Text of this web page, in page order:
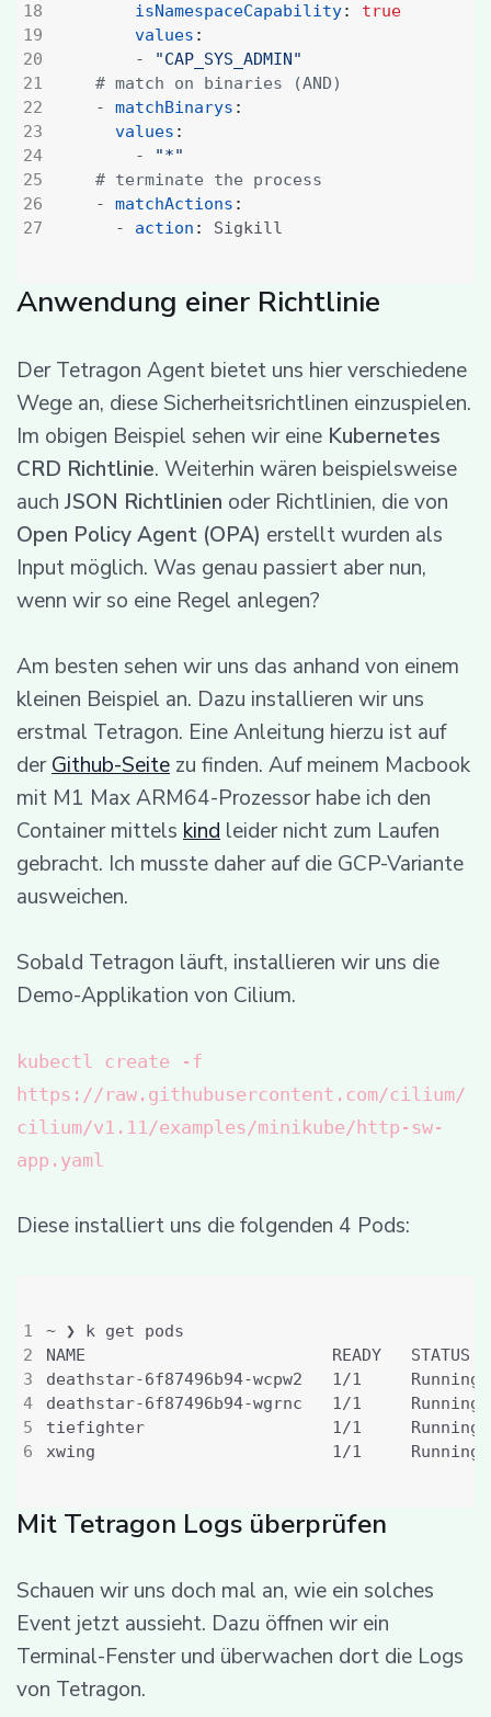
24
isNamespaceCapability:
true
values :
-
"CAP_SYS_ADMIN"
# match on binaries (AND)
- matchBinarys :
values :
-
"*"
# terminate the process
- matchActions :
- action : Sigkill
Anwendung einer Richtlinie
Der Tetragon Agent bietet uns hier verschiedene
Wege an, diese Sicherheitsrichtlinen einzuspielen.
Im obigen Beispiel sehen wir eine Kubernetes
CRD Richtlinie. Weiterhin wären beispielsweise
auch JSON Richtlinien oder Richtlinien, die von
Open Policy Agent (OPA) erstellt wurden als
Input möglich. Was genau passiert aber nun,
wenn wir so eine Regel anlegen?
Am besten sehen wir uns das anhand von einem
kleinen Beispiel an. Dazu installieren wir uns
erstmal Tetragon. Eine Anleitung hierzu ist auf
derGithub-Seite zu finden. Auf meinem Macbook
mit M1 Max ARM64-Prozessor habe ich den
Container mittels kind leider nicht zum Laufen
gebracht. Ich musste daher auf die GCP-Variante
ausweichen.
Sobald Tetragon läuft, installieren wir uns die
Demo-Applikation von Cilium.
kubectl create -f
https://raw.githubusercontent.com/cilium/
cilium/v1.11/examples/minikube/http-sw-
app.yaml
Diese installiert uns die folgenden 4 Pods:
4
deathstar-6f87496b94-wcpw2   1/1
deathstar-6f87496b94-wgrnc   1/1
tiefighter                   1/1
xwing                        1/1
Mit Tetragon Logs überprüfen
Schauen wir uns doch mal an, wie ein solches
Event jetzt aussieht. Dazu öffnen wir ein
Terminal-Fenster und überwachen dort die Logs
von Tetragon.